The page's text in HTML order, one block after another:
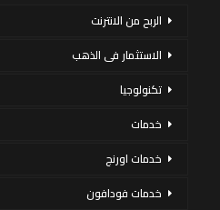
الربح من الانترنت
الاستثمار فى الذهب
تكنولوجيا
خدمات
خدمات اورنج
خدمات فودافون